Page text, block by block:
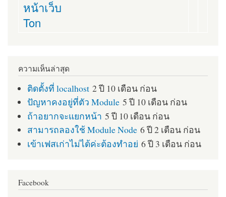
หน้าเว็บ
Ton
ความเห็นล่าสุด
ติดตั้งที่ localhost 2 ปี 10 เดือน ก่อน
ปัญหาคงอยู่ที่ตัว Module 5 ปี 10 เดือน ก่อน
ถ้าอยากจะแยกหน้า 5 ปี 10 เดือน ก่อน
สามารถลองใช้ Module Node 6 ปี 2 เดือน ก่อน
เข้าเฟสเก่าไม่ได้ค่ะต้องทำอย่ 6 ปี 3 เดือน ก่อน
Facebook